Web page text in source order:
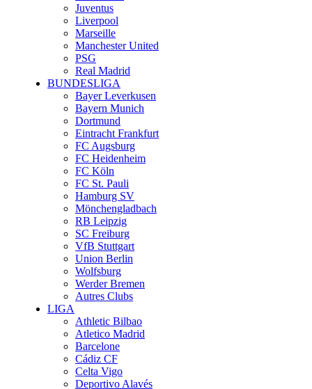
Juventus
Liverpool
Marseille
Manchester United
PSG
Real Madrid
BUNDESLIGA
Bayer Leverkusen
Bayern Munich
Dortmund
Eintracht Frankfurt
FC Augsburg
FC Heidenheim
FC Köln
FC St. Pauli
Hamburg SV
Mönchengladbach
RB Leipzig
SC Freiburg
VfB Stuttgart
Union Berlin
Wolfsburg
Werder Bremen
Autres Clubs
LIGA
Athletic Bilbao
Atletico Madrid
Barcelone
Cádiz CF
Celta Vigo
Deportivo Alavés